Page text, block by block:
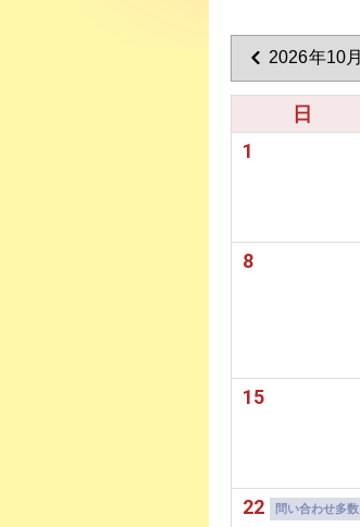
2026年10月
日
1
8
15
22 問い合わせ多数